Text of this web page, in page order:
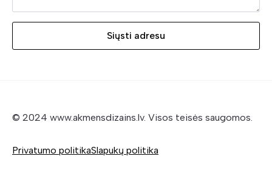
Siųsti adresu
© 2024 www.akmensdizains.lv. Visos teisės saugomos.
Privatumo politikaSlapukų politika